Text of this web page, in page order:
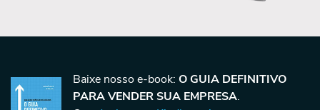
Baixe nosso e-book: O GUIA DEFINITIVO
PARA VENDER SUA EMPRESA.